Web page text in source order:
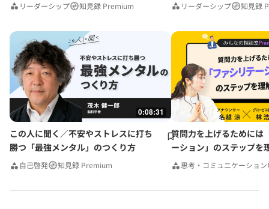
リーダーシップ 知見録 Premium リーダーシップ 知見録
0:08:31
この人に聞く／不安やストレスに打ち
勝つ「最強メンタル」のつくり方
自己啓発 知見録 Premium
質問力を上げるためには
ーション」のステップを
みんなの相談室Premium
思考・コミュニケーション